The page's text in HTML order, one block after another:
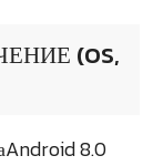
(OS,
8.0